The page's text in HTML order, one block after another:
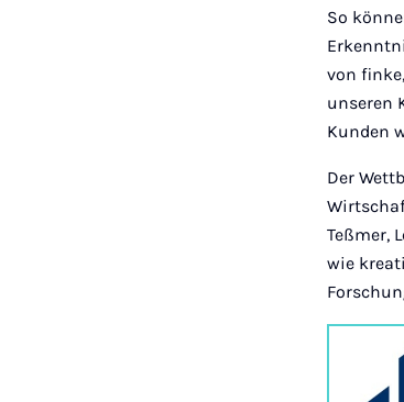
So
von
unseren
Kunden
Der
Teßmer,
wie